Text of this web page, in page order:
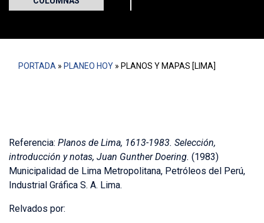
PORTADA » PLANEO HOY » PLANOS Y MAPAS [LIMA]
Referencia: Planos de Lima, 1613-1983. Selección,
introducción y notas, Juan Gunther Doering. (1983)
Municipalidad de Lima Metropolitana, Petróleos del Perú,
Industrial Gráfica S. A. Lima.
Relvados por: